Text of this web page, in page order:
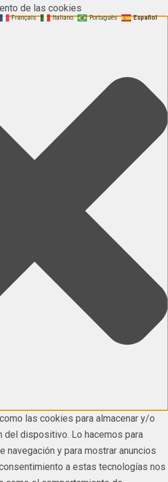
de las cookies
las cookies para almacenar y/o
del dispositivo. Lo hacemos para
navegación y para mostrar anuncios
a estas tecnologías nos
Français Italiano Português Español